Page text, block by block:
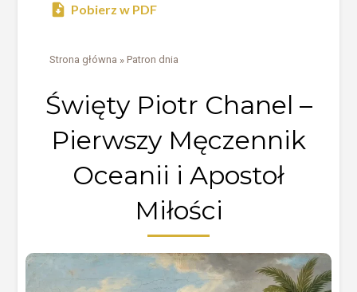
Pobierz w PDF
Strona główna »Patron dnia
Święty Piotr Chanel –
Pierwszy Męczennik
Oceanii i Apostoł
Miłości